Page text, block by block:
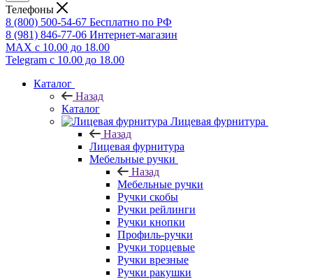
Телефоны
8 (800) 500-54-67 Бесплатно по РФ
8 (981) 846-77-06 Интернет-магазин
MAX с 10.00 до 18.00
Telegram с 10.00 до 18.00
Каталог
Назад
Каталог
Лицевая фурнитура
Назад
Лицевая фурнитура
Мебельные ручки
Назад
Мебельные ручки
Ручки скобы
Ручки рейлинги
Ручки кнопки
Профиль-ручки
Ручки торцевые
Ручки врезные
Ручки ракушки